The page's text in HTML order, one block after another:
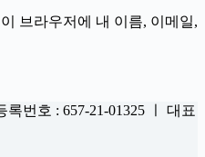
브라우저에 내 이름, 이메일,
번호 : 657-21-01325 ㅣ 대표